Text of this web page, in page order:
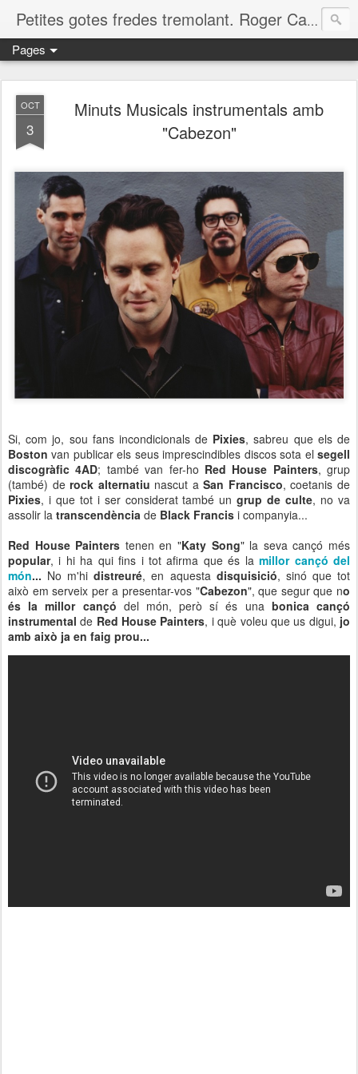
Petites gotes fredes tremolant. Roger Casero Gumbau. Girona
Pages
OCT
3
Minuts Musicals instrumentals amb
"Cabezon"
Si, com jo, sou fans incondicionals de Pixies, sabreu que els de
Boston van publicar els seus imprescindibles discos sota el segell
discogràfic 4AD; també van fer-ho Red House Painters, grup
(també) derock alternatiu nascut aSan Francisco, coetanis de
Pixies, i que tot i ser considerat també ungrup de culte, no va
assolir la transcendència de Black Francis i companyia...
Red House Painters tenen en "Katy Song" la seva cançó més
popular, i hi ha qui fins i tot afirma que és lamillor cançó del
món... No m'hidistreuré, en aquesta disquisició, sinó que tot
això em serveix per a presentar-vos "Cabezon", que segur que no
és la millor cançó del món, però sí és una bonica cançó
instrumental de Red House Painters, i què voleu que us digui, jo
amb això ja en faig prou...